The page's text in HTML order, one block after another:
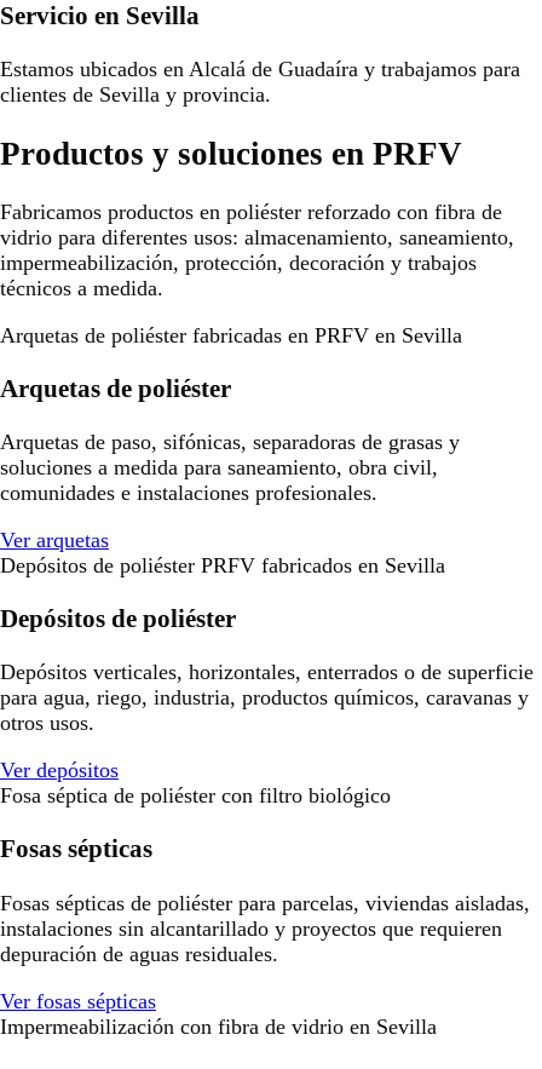
Servicio en Sevilla
Estamos ubicados en Alcalá de Guadaíra y trabajamos para
clientes de Sevilla y provincia.
Productos y soluciones en PRFV
Fabricamos productos en poliéster reforzado con fibra de
vidrio para diferentes usos: almacenamiento, saneamiento,
impermeabilización, protección, decoración y trabajos
técnicos a medida.
Arquetas de poliéster fabricadas en PRFV en Sevilla
Arquetas de poliéster
Arquetas de paso, sifónicas, separadoras de grasas y
soluciones a medida para saneamiento, obra civil,
comunidades e instalaciones profesionales.
Ver arquetas
Depósitos de poliéster PRFV fabricados en Sevilla
Depósitos de poliéster
Depósitos verticales, horizontales, enterrados o de superficie
para agua, riego, industria, productos químicos, caravanas y
otros usos.
Ver depósitos
Fosa séptica de poliéster con filtro biológico
Fosas sépticas
Fosas sépticas de poliéster para parcelas, viviendas aisladas,
instalaciones sin alcantarillado y proyectos que requieren
depuración de aguas residuales.
Ver fosas sépticas
Impermeabilización con fibra de vidrio en Sevilla